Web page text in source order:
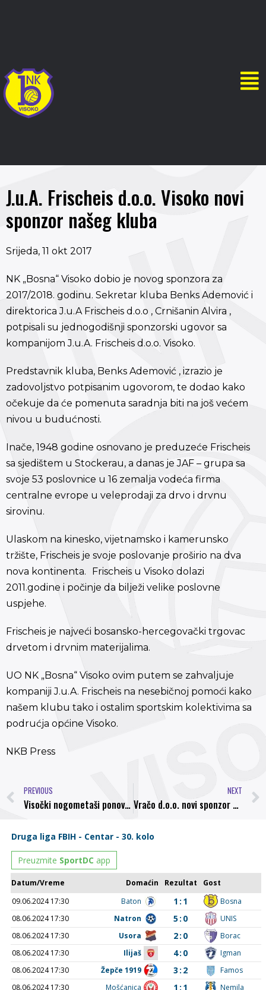
J.u.A. Frischeis d.o.o. Visoko novi
sponzor našeg kluba
Srijeda, 11 okt 2017
NK „Bosna“ Visoko dobio je novog sponzora za
2017/2018. godinu. Sekretar kluba Benks Ademović i
direktorica J.u.A Frischeis d.o.o , Crnišanin Alvira ,
potpisali su jednogodišnji sponzorski ugovor sa
kompanijom J.u.A. Frischeis d.o.o. Visoko.
Predstavnik kluba, Benks Ademović , izrazio je
zadovoljstvo potpisanim ugovorom, te dodao kako
očekuje da će pomenuta saradnja biti na još većem
nivou u budućnosti.
Inače, 1948 godine osnovano je preduzeće Frischeis
sa sjedištem u Stockerau, a danas je JAF – grupa sa
svoje 53 poslovnice u 16 zemalja vodeća firma
centralne evrope u veleprodaji za drvo i drvnu
sirovinu.
Ulaskom na kinesko, vijetnamsko i kamerunsko
tržište, Frischeis je svoje poslovanje proširio na dva
nova kontinenta. Frischeis u Visoko dolazi
2011.godine i počinje da bilježi velike poslovne
uspjehe.
Frischeis je najveći bosansko-hercegovački trgovac
drvetom i drvnim materijalima.
UO NK „Bosna“ Visoko ovim putem se zahvaljuje
kompaniji J.u.A. Frischeis na nesebičnoj pomoći kako
našem klubu tako i ostalim sportskim kolektivima sa
podrućja općine Visoko.
NKB Press
PREVIOUS
Visočki nogometaši ponovo na pobjedničkom kolosijeku: Bosna – Metalleghe 3:1 (0:0)
NEXT
Vračo d.o.o. novi sponzor našeg kluba